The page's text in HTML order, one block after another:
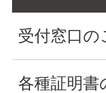
受付窓口の
各種証明書